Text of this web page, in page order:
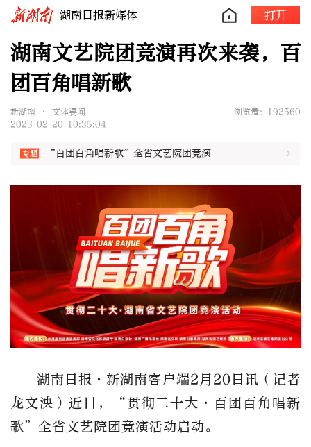
湖南日报新媒体 打开
湖南文艺院团竞演再次来袭，百
团百角唱新歌
新湖南 • 文体要闻
浏览量：192560
2023-02-20 10:35:04
“百团百角唱新歌”全省文艺院团竞演
湖南日报·新湖南客户端2月20日讯（记者
龙文泱）近日，“贯彻二十大·百团百角唱新
歌”全省文艺院团竞演活动启动。